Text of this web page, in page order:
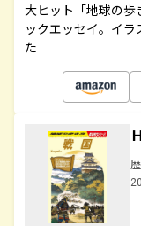
大ヒット「地球の歩
ックエッセイ。イ
た